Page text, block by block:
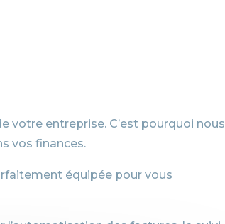
votre entreprise. C’est pourquoi nous
vos finances.
équipée pour vous